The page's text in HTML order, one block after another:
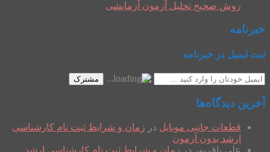
روش صحیح تحلیل آزمون آزمایشی
خبرنامه
ثبت ایمیل در خبرنامه
مشترک
آخرین دیدگاه‌ها
قطعات جانبی موبایل در زمان و شرایط ثبت نام کارشناسی
ارشد بدون آزمون
علی باقرپور در زمان و شرایط ثبت نام کارشناسی ارشد